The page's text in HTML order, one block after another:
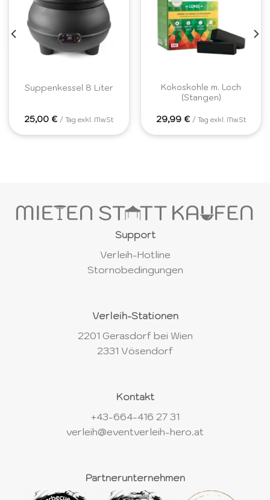
Suppenkessel 8 Liter
25,00 € / Tag exkl. MwSt
Kokoskohle m. Loch
(Stangen)
29,99 € / Tag exkl. MwSt
Support
Verleih-Hotline
Stornobedingungen
Verleih-Stationen
2201 Gerasdorf bei Wien
2331 Vösendorf
Kontakt
+43-664-416 27 31
verleih@eventverleih-hero.at
Partnerunternehmen